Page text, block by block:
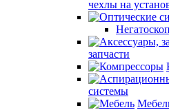
чехлы на
запчасти
системы